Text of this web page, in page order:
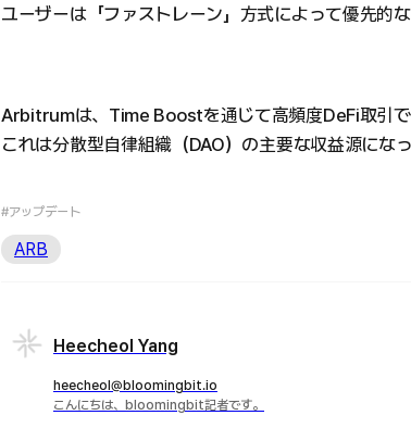
ユーザーは「ファストレーン」方式によって優先的
Arbitrumは、Time Boostを通じて高頻度DeFi取引で
これは分散型自律組織（DAO）の主要な収益源にな
#アップデート
ARB
Heecheol Yang
heecheol@bloomingbit.io
こんにちは、bloomingbit記者です。